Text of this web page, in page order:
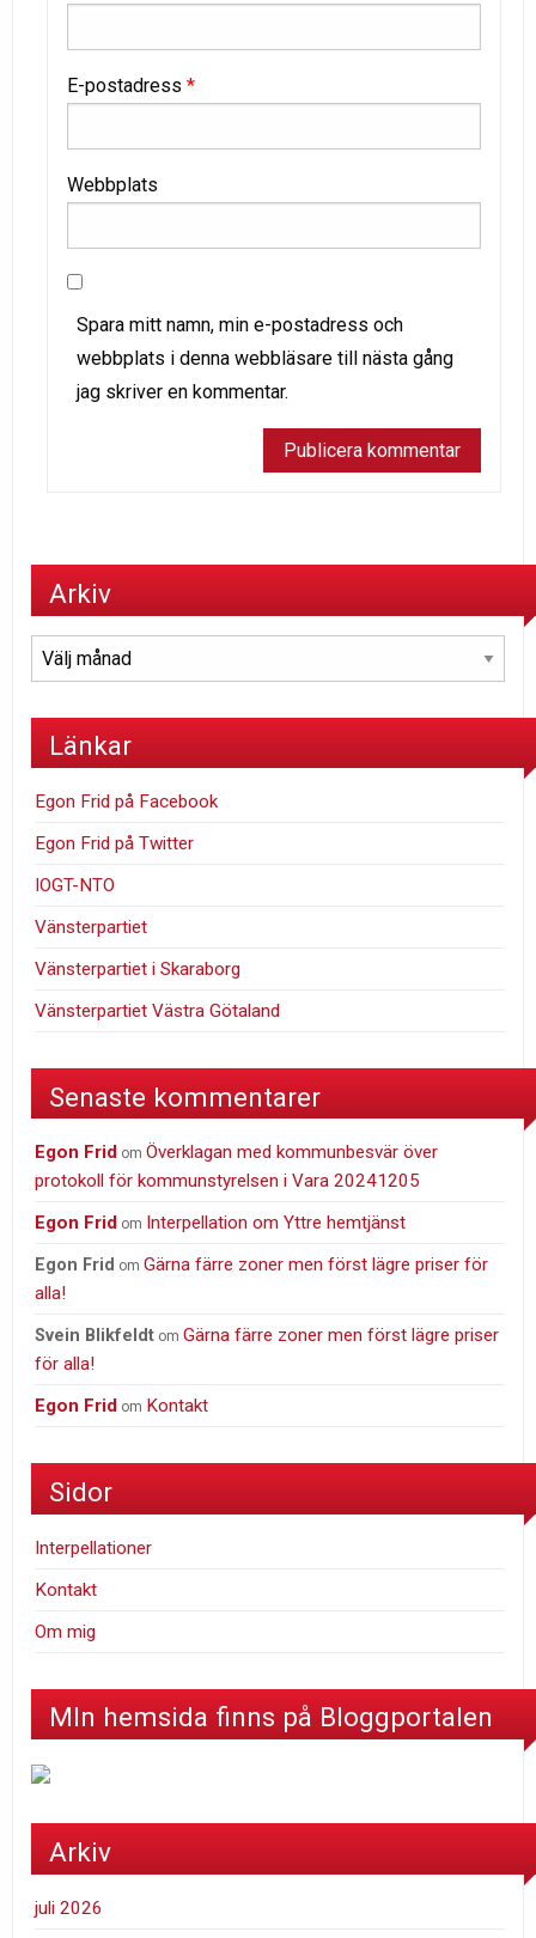
E-postadress *
Webbplats
Spara mitt namn, min e-postadress och
webbplats i denna webbläsare till nästa gång
jag skriver en kommentar.
Arkiv
Arkiv
Länkar
Egon Frid på Facebook
Egon Frid på Twitter
IOGT-NTO
Vänsterpartiet
Vänsterpartiet i Skaraborg
Vänsterpartiet Västra Götaland
Senaste kommentarer
Egon Frid omÖverklagan med kommunbesvär över
protokoll för kommunstyrelsen i Vara 20241205
Egon Frid om Interpellation om Yttre hemtjänst
Egon Frid omGärna färre zoner men först lägre priser för
alla!
Svein Blikfeldt omGärna färre zoner men först lägre priser
för alla!
Egon Frid om Kontakt
Sidor
Interpellationer
Kontakt
Om mig
MIn hemsida finns på Bloggportalen
Arkiv
juli 2026